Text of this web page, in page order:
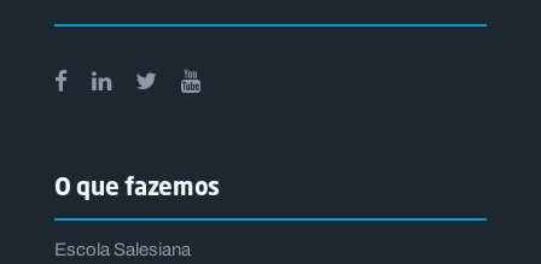
O que fazemos
Escola Salesiana